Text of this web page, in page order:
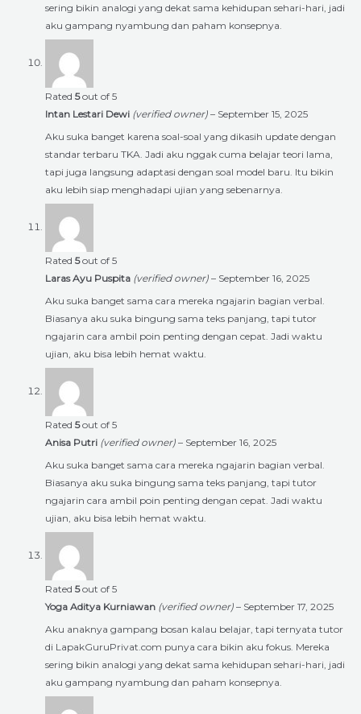
sering bikin analogi yang dekat sama kehidupan sehari-hari, jadi
aku gampang nyambung dan paham konsepnya.
Rated 5out of 5
Intan Lestari Dewi (verified owner) – September 15, 2025
Aku suka banget karena soal-soal yang dikasih update dengan
standar terbaru TKA. Jadi aku nggak cuma belajar teori lama,
tapi juga langsung adaptasi dengan soal model baru. Itu bikin
aku lebih siap menghadapi ujian yang sebenarnya.
Rated 5out of 5
Laras Ayu Puspita (verified owner) – September 16, 2025
Aku suka banget sama cara mereka ngajarin bagian verbal.
Biasanya aku suka bingung sama teks panjang, tapi tutor
ngajarin cara ambil poin penting dengan cepat. Jadi waktu
ujian, aku bisa lebih hemat waktu.
Rated 5out of 5
Anisa Putri (verified owner) – September 16, 2025
Aku suka banget sama cara mereka ngajarin bagian verbal.
Biasanya aku suka bingung sama teks panjang, tapi tutor
ngajarin cara ambil poin penting dengan cepat. Jadi waktu
ujian, aku bisa lebih hemat waktu.
Rated 5out of 5
Yoga Aditya Kurniawan (verified owner) – September 17, 2025
Aku anaknya gampang bosan kalau belajar, tapi ternyata tutor
di LapakGuruPrivat.com punya cara bikin aku fokus. Mereka
sering bikin analogi yang dekat sama kehidupan sehari-hari, jadi
aku gampang nyambung dan paham konsepnya.